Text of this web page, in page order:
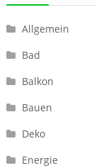
Allgemein
Bad
Balkon
Bauen
Deko
Energie